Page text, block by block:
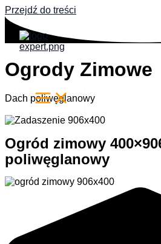
Przejdź do treści
Ogrody Zimowe
Dach poliwęglanowy
Ogród zimowy
poliwęglanowy